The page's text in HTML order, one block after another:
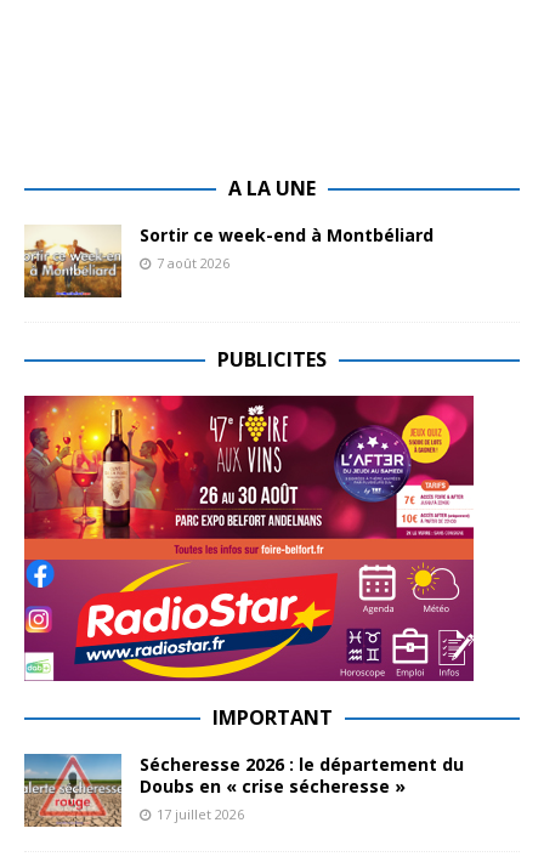
A LA UNE
Sortir ce week-end à Montbéliard
7 août 2026
PUBLICITES
IMPORTANT
Sécheresse 2026 : le département du
Doubs en « crise sécheresse »
17 juillet 2026